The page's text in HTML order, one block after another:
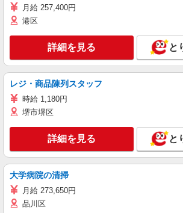
月給 257,400円
港区
詳細を見る と
レジ・商品陳列スタッフ
時給 1,180円
堺市堺区
詳細を見る と
大学病院の清掃
月給 273,650円
品川区